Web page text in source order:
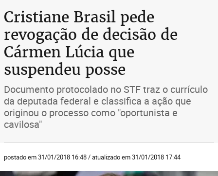
Cristiane Brasil pede
revogação de decisão de
Cármen Lúcia que
suspendeu posse
Documento protocolado no STF traz o currículo
da deputada federal e classifica a ação que
originou o processo como "oportunista e
cavilosa"
postado em 31/01/2018 16:48 / atualizado em 31/01/2018 17:44